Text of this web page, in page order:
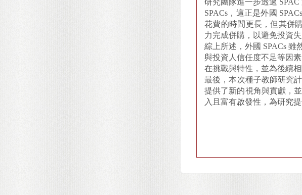
研究團隊進一步透過
SPACs，這正是外國
花費的時間更長，但其併
力完成併購，以避免投資失
綜上所述，外國 SPACs
與投資人信任度不足等因
在挑戰與特性，並為後續
最後，本次種子教師研究
提供了新的視角與貢獻，
入且富有啟發性，為研究